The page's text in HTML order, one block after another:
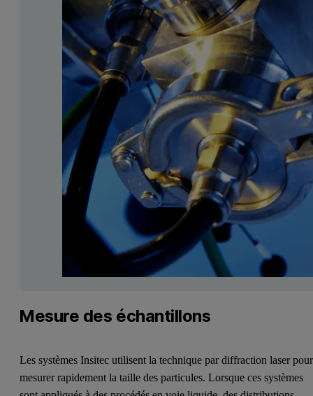
Mesure des échantillons
Les systèmes Insitec utilisent la technique par diffraction laser pour
mesurer rapidement la taille des particules. Lorsque ces systèmes